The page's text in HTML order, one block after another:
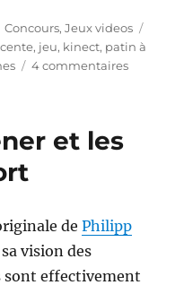
Catégories
Concours,Jeux videos
, jeu, kinect, patin à
4 commentairessur
et les
dePhilipp
vision des
sont effectivement